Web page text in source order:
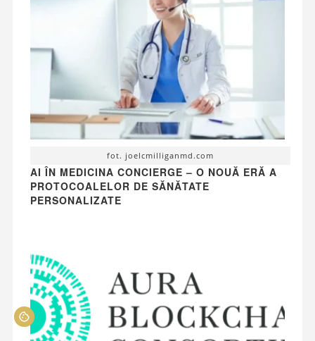
fot. joelcmilliganmd.com
AI ÎN MEDICINA CONCIERGE – O NOUĂ ERĂ A
PROTOCOALELOR DE SĂNĂTATE
PERSONALIZATE